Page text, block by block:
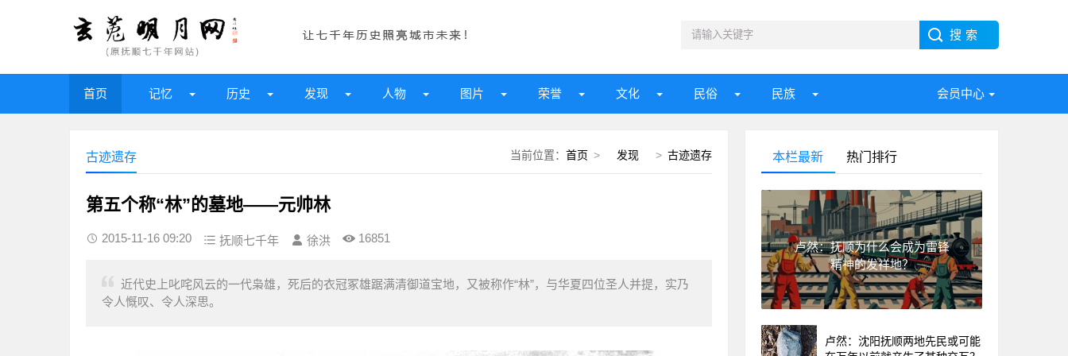
首页 记忆 历史 发现 人物 图片 荣誉 文化 民俗 民族 会员中心
当前位置： 首页 > 发现 > 古迹遗存
古迹遗存
第五个称“林”的墓地——元帅林
2015-11-16 09:20 抚顺七千年 徐洪 16851
近代史上叱咤风云的一代枭雄，死后的衣冠冢雄踞满清御道宝地，又被称作“林”，与华夏四位圣人并提，实乃
令人慨叹、令人深思。
本栏最新 热门排行
卢然：抚顺为什么会成为雷锋
精神的发祥地？
卢然：沈阳抚顺两地先民或可能